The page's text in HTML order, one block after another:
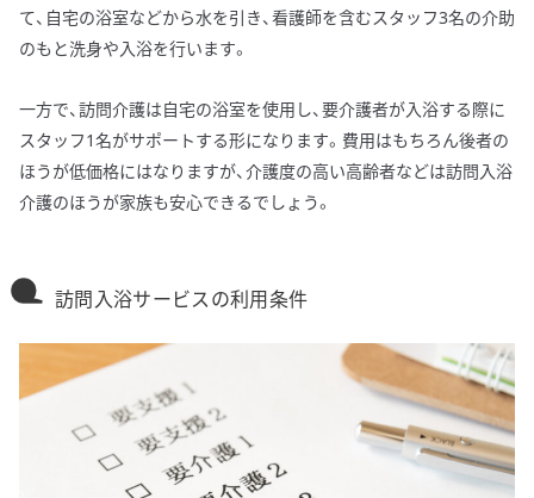
て、自宅の浴室などから水を引き、看護師を含むスタッフ3名の介助
のもと洗身や入浴を行います。
一方で、訪問介護は自宅の浴室を使用し、要介護者が入浴する際に
スタッフ1名がサポートする形になります。費用はもちろん後者の
ほうが低価格にはなりますが、介護度の高い高齢者などは訪問入浴
介護のほうが家族も安心できるでしょう。
訪問入浴サービスの利用条件